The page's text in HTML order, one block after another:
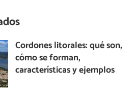
Cordones litorales: qué son,
cómo se forman,
características y ejemplos